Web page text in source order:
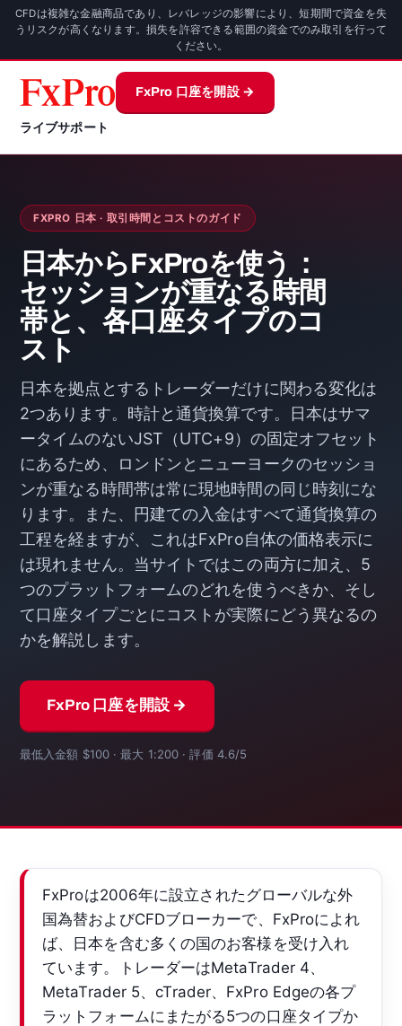
CFDは複雑な金融商品であり、レバレッジの影響により、短期間で資金を失
うリスクが高くなります。損失を許容できる範囲の資金でのみ取引を行って
ください。
ライブサポート
FxPro 口座を開設 →
FXPRO 日本 · 取引時間とコストのガイド
日本からFxProを使う：
セッションが重なる時間
帯と、各口座タイプのコ
スト
日本を拠点とするトレーダーだけに関わる変化は
2つあります。時計と通貨換算です。日本はサマ
ータイムのないJST（UTC+9）の固定オフセット
にあるため、ロンドンとニューヨークのセッショ
ンが重なる時間帯は常に現地時間の同じ時刻にな
ります。また、円建ての入金はすべて通貨換算の
工程を経ますが、これはFxPro自体の価格表示に
は現れません。当サイトではこの両方に加え、5
つのプラットフォームのどれを使うべきか、そし
て口座タイプごとにコストが実際にどう異なるの
かを解説します。
FxPro 口座を開設 →
最低入金額 $100 · 最大 1:200 · 評価 4.6/5
FxProは2006年に設立されたグローバルな外
国為替およびCFDブローカーで、FxProによれ
ば、日本を含む多くの国のお客様を受け入れ
ています。トレーダーはMetaTrader 4、
MetaTrader 5、cTrader、FxPro Edgeの各プ
ラットフォームにまたがる5つの口座タイプか